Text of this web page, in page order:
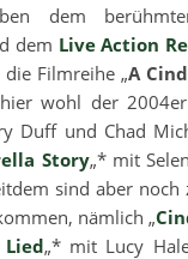
dem
dem Live Action
Filmreihe „A
wohl der
Duff und Chad
Story„* mit
sind aber
nämlich „
„* mit Lucy